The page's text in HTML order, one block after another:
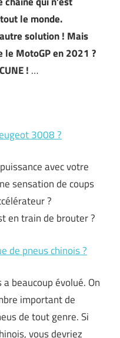
le monde.
solution ! Mais
MotoGP en 2021 ?
! …
3008 ?
avec votre
sensation de coups
?
en train de brouter ?
de pneus chinois ?
beaucoup évolué. On
important de
de tout genre. Si
vous devriez